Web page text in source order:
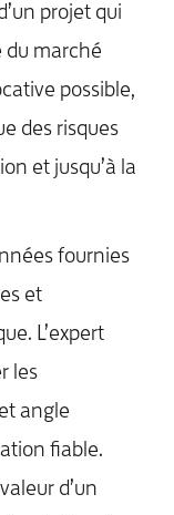
projet qui
du marché
possible,
des risques
et jusqu’à la
fournies
et
L’expert
les
angle
fiable.
d’un